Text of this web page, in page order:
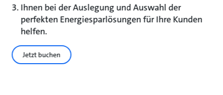
Ihnen bei der Auslegung und Auswahl der
perfekten Energiesparlösungen für Ihre Kunden
helfen.
Jetzt buchen